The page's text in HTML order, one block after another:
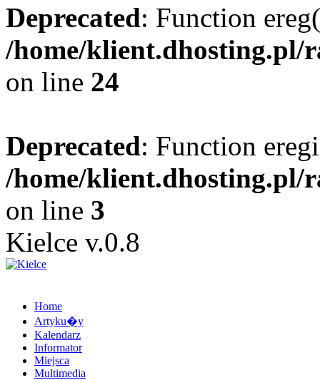
Deprecated: Function
/home/klient.dhosting.pl/
on line 24
Deprecated: Function
/home/
on line 3
Kielce v.0.8
Home
Artyku�y
Kalendarz
Informator
Miejsca
Multimedia